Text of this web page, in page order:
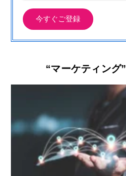
“マーケティング”